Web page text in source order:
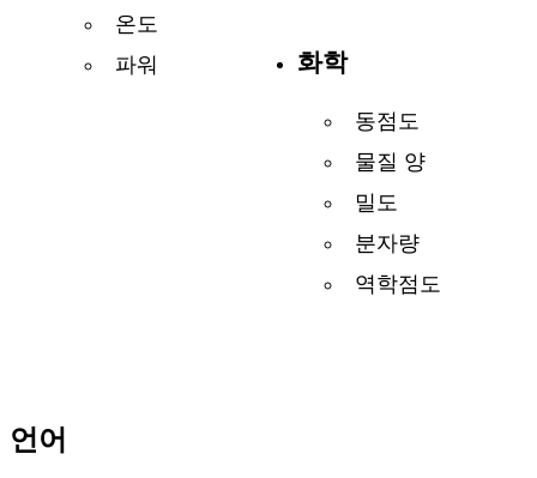
온도
파워
화학
동점도
물질 양
밀도
분자량
역학점도
언어